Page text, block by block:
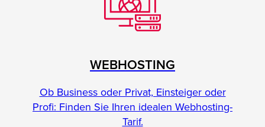
WEBHOSTING
Ob Business oder Privat, Einsteiger oder
Profi: Finden Sie Ihren idealen Webhosting-
Tarif.